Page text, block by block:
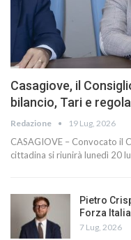
Casagiove, il
bilancio, Tari e
Redazione 19 Lug, 2026
CASAGIOVE – Convocato il
cittadina si riunirà lunedì 20
Pietro
Forza Italia
7 Lug, 2026